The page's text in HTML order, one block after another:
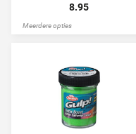
8.95
Meerdere opties